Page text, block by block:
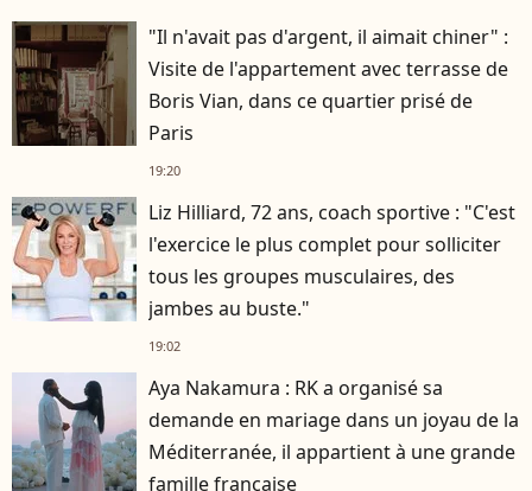
"Il n'avait pas d'argent, il aimait chiner" :
Visite de l'appartement avec terrasse de
Boris Vian, dans ce quartier prisé de
Paris
19:20
Liz Hilliard, 72 ans, coach sportive : "C'est
l'exercice le plus complet pour solliciter
tous les groupes musculaires, des
jambes au buste."
19:02
Aya Nakamura : RK a organisé sa
demande en mariage dans un joyau de la
Méditerranée, il appartient à une grande
famille française